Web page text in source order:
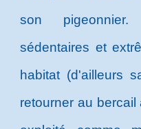
son
sédentaires et
habitat (d'ailleurs
retourner au